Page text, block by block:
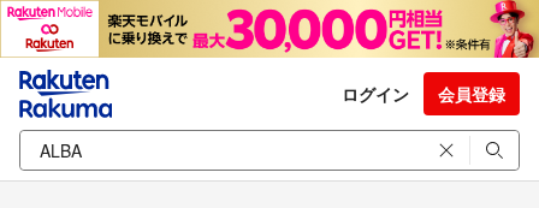
ログイン 会員登録